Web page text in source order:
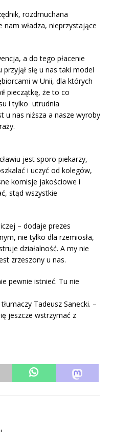
rozdmuchana
władza, nieprzystające
a do tego płacenie
się u nas taki model
w Unii, dla których
pieczątkę, że to co
i tylko utrudnia
u nas niższa a nasze wyroby
jest sporo piekarzy,
i uczyć od kolegów,
komisje jakościowe i
stąd wszystkie
– dodaje prezes
nie tylko dla rzemiosła,
działalność. A my nie
zrzeszony u nas.
pewnie istnieć. Tu nie
Tadeusz Sanecki. –
jeszcze wstrzymać z